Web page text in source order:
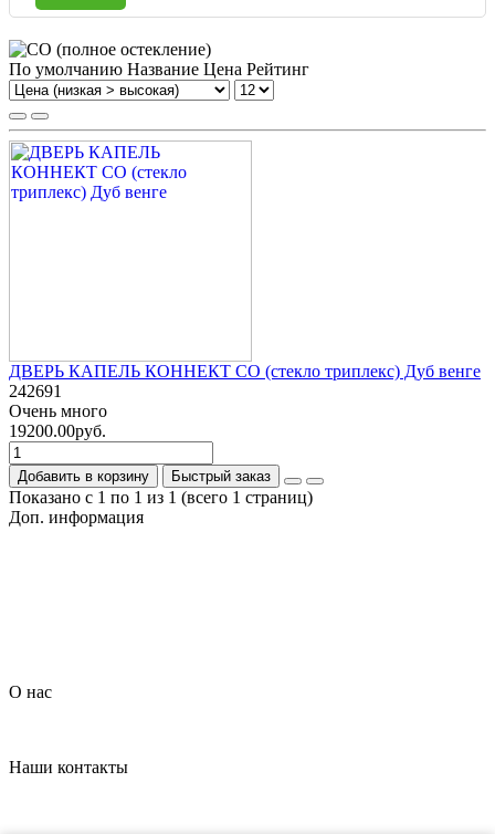
По умолчанию Название Цена Рейтинг
ДВЕРЬ КАПЕЛЬ КОННЕКТ СО (стекло триплекс) Дуб венге
242691
Очень много
19200.00руб.
Добавить в корзину Быстрый заказ
Показано с 1 по 1 из 1 (всего 1 страниц)
Доп. информация
О нас
Наши контакты